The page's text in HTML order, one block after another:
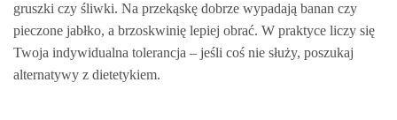
gruszki czy śliwki. Na przekąskę dobrze wypadają banan czy
pieczone jabłko, a brzoskwinię lepiej obrać. W praktyce liczy się
Twoja indywidualna tolerancja – jeśli coś nie służy, poszukaj
alternatywy z dietetykiem.